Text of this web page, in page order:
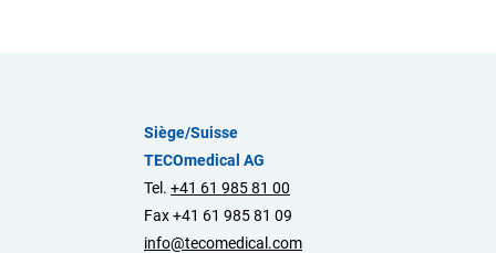
Siège/Suisse
TECOmedical AG
Tel. +41 61 985 81 00
Fax +41 61 985 81 09
info@tecomedical.com